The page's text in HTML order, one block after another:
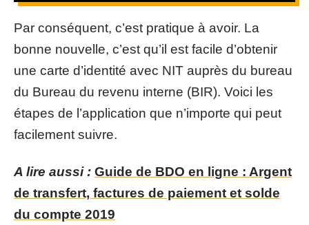
Par conséquent, c’est pratique à avoir. La
bonne nouvelle, c’est qu’il est facile d’obtenir
une carte d’identité avec NIT auprès du bureau
du Bureau du revenu interne (BIR). Voici les
étapes de l’application que n’importe qui peut
facilement suivre.
A lire aussi : Guide de BDO en ligne : Argent
de transfert, factures de paiement et solde
du compte 2019